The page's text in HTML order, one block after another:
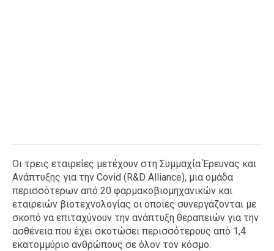
Οι τρεις εταιρείες μετέχουν στη Συμμαχία Έρευνας και
Ανάπτυξης για την Covid (R&D Alliance), μια ομάδα
περισσότερων από 20 φαρμακοβιομηχανικών και
εταιρειών βιοτεχνολογίας οι οποίες συνεργάζονται με
σκοπό να επιταχύνουν την ανάπτυξη θεραπειών για την
ασθένεια που έχει σκοτώσει περισσότερους από 1,4
εκατομμύριο ανθρώπους σε όλον τον κόσμο.